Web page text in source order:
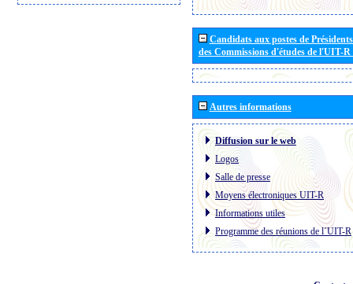
Candidats aux postes de
des Commissions d'études de l'UIT-
Autres informations
Diffusion sur le web
Logos
Salle de presse
Moyens électroniques UIT-R
Informations utiles
Programme des réunions de l´UIT-R